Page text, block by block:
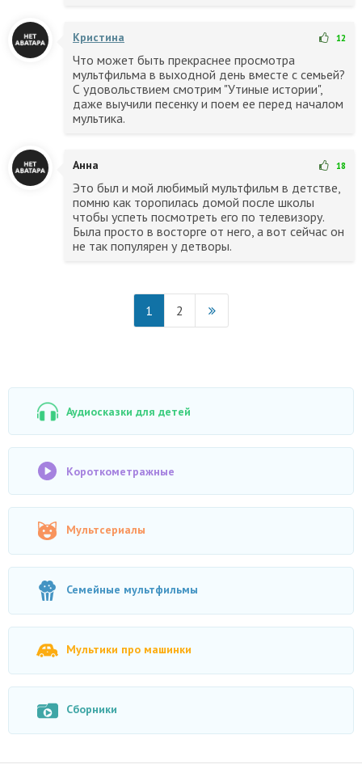
Кристина 12
Что может быть прекраснее просмотра
мультфильма в выходной день вместе с семьей?
С удовольствием смотрим "Утиные истории",
даже выучили песенку и поем ее перед началом
мультика.
Анна 18
Это был и мой любимый мультфильм в детстве,
помню как торопилась домой после школы
чтобы успеть посмотреть его по телевизору.
Была просто в восторге от него, а вот сейчас он
не так популярен у детворы.
1 2
Аудиосказки для детей
Короткометражные
Мультсериалы
Семейные мультфильмы
Мультики про машинки
Сборники